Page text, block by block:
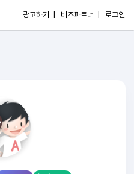
광고하기 | 비즈파트너 | 로그인